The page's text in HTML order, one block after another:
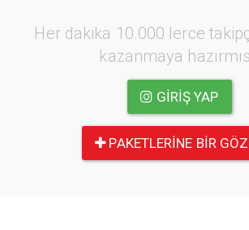
Her dakika 10.000 lerce
kazanmaya
GIRIŞ YAP
PAKETLERINE BIR